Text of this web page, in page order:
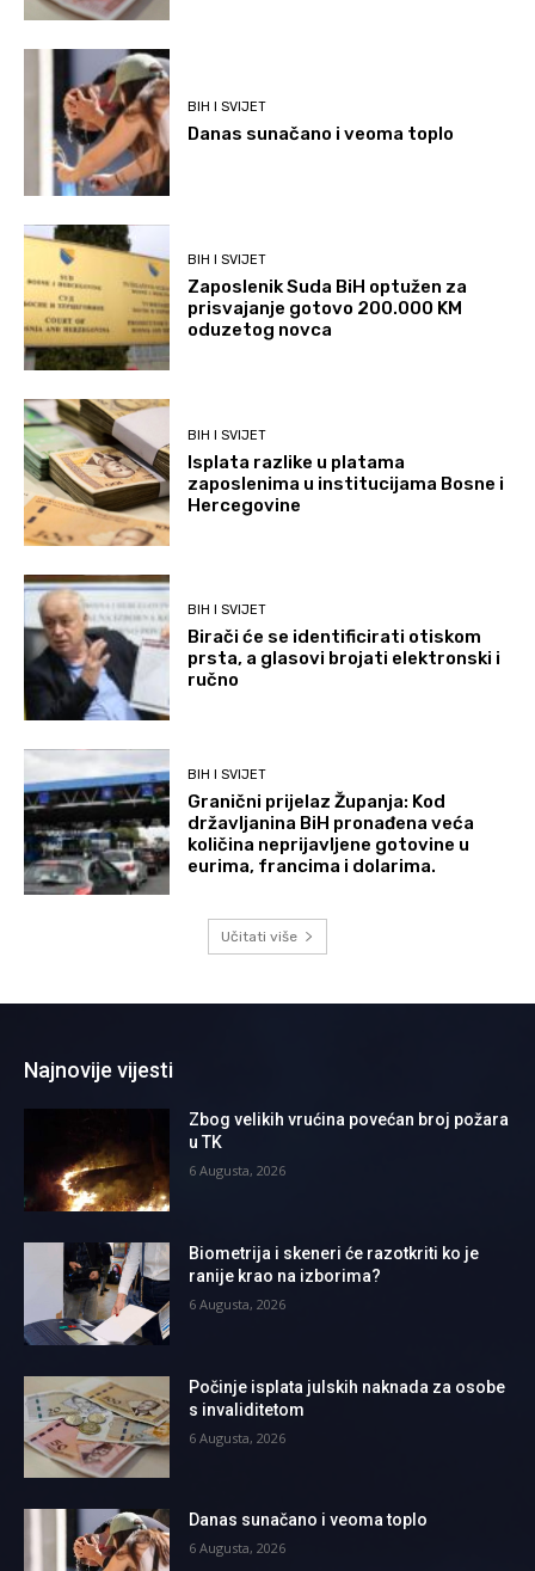
BIH I SVIJET
Danas sunačano i veoma toplo
BIH I SVIJET
Zaposlenik Suda BiH optužen za
prisvajanje gotovo 200.000 KM
oduzetog novca
BIH I SVIJET
Isplata razlike u platama
zaposlenima u institucijama Bosne i
Hercegovine
BIH I SVIJET
Birači će se identificirati otiskom
prsta, a glasovi brojati elektronski i
ručno
BIH I SVIJET
Granični prijelaz Županja: Kod
državljanina BiH pronađena veća
količina neprijavljene gotovine u
eurima, francima i dolarima.
Učitati više
Najnovije vijesti
Zbog velikih vrućina povećan broj požara
u TK
6 Augusta, 2026
Biometrija i skeneri će razotkriti ko je
ranije krao na izborima?
6 Augusta, 2026
Počinje isplata julskih naknada za osobe
s invaliditetom
6 Augusta, 2026
Danas sunačano i veoma toplo
6 Augusta, 2026